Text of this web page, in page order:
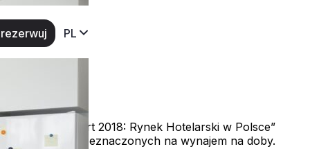
PL
w „Raport 2018: Rynek Hotelarski w Polsce”
przeznaczonych na wynajem na doby.